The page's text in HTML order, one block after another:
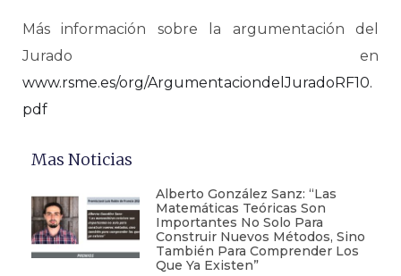
Más información sobre la argumentación del
Jurado en
www.rsme.es/org/ArgumentaciondelJuradoRF10.
pdf
Mas Noticias
Alberto González Sanz: “Las
Matemáticas Teóricas Son
Importantes No Solo Para
Construir Nuevos Métodos, Sino
También Para Comprender Los
Que Ya Existen”